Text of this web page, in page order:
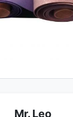
Mr. Leo